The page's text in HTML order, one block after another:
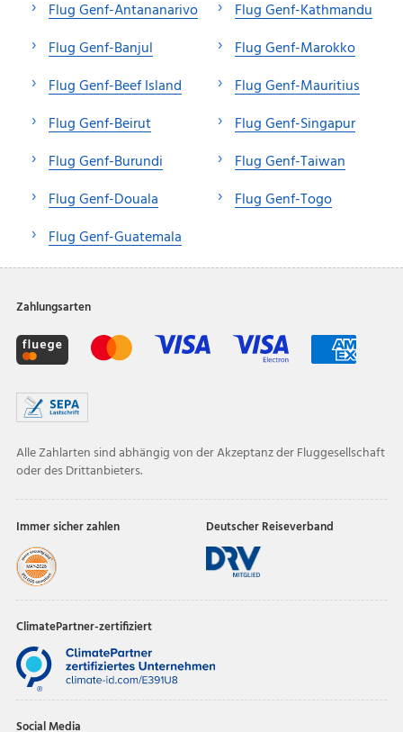
Flug Genf-Antananarivo
Flug Genf-Banjul
Flug Genf-Beef Island
Flug Genf-Beirut
Flug Genf-Burundi
Flug Genf-Douala
Flug Genf-Guatemala
Flug Genf-Kathmandu
Flug Genf-Marokko
Flug Genf-Mauritius
Flug Genf-Singapur
Flug Genf-Taiwan
Flug Genf-Togo